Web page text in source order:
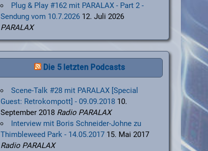
Plug & Play #162 mit PARALAX - Part 2 -
Sendung vom 10.7.2026 12. Juli 2026
PARALAX
Die 5 letzten Podcasts
Scene-Talk #28 mit PARALAX [Special
Guest: Retrokompott] - 09.09.2018 10.
September 2018 Radio PARALAX
Interview mit Boris Schneider-Johne zu
Thimbleweed Park - 14.05.2017 15. Mai 2017
Radio PARALAX